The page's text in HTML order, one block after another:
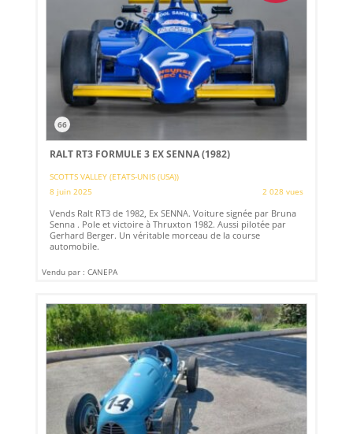
66
RALT RT3 FORMULE 3 EX SENNA (1982)
SCOTTS VALLEY (ETATS-UNIS (USA))
8 juin 2025
2 028 vues
Vends Ralt RT3 de 1982, Ex SENNA. Voiture signée par Bruna
Senna . Pole et victoire à Thruxton 1982. Aussi pilotée par
Gerhard Berger. Un véritable morceau de la course
automobile.
Vendu par : CANEPA